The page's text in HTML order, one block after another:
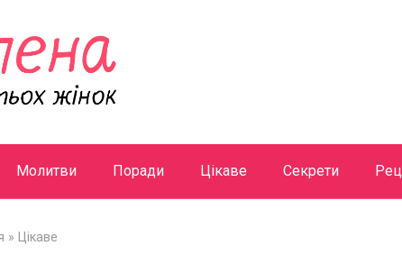
Молитви Поради Цікаве Секрети
» Цікаве